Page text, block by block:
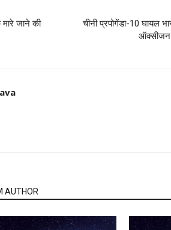
जाने की
चीनी प्रपोगेंडा-10 घायल
ऑक्सीजन
AUTHOR